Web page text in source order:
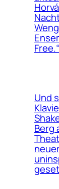
Free.“
Und
Berg